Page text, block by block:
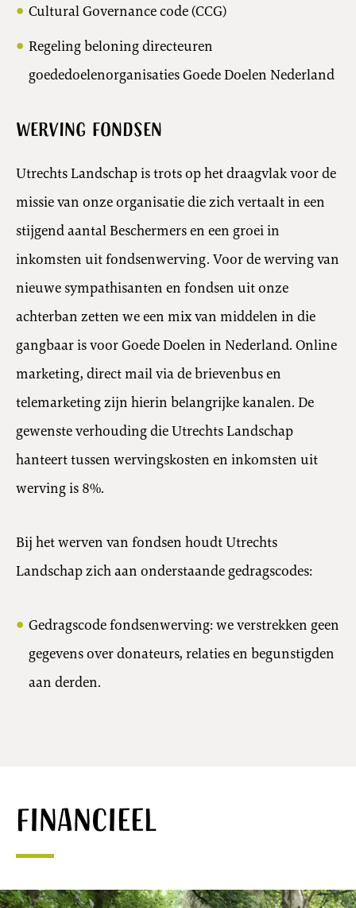
Cultural Governance code (CCG)
Regeling beloning directeuren
goededoelenorganisaties Goede Doelen Nederland
Werving fondsen
Utrechts Landschap is trots op het draagvlak voor de
missie van onze organisatie die zich vertaalt in een
stijgend aantal Beschermers en een groei in
inkomsten uit fondsenwerving. Voor de werving van
nieuwe sympathisanten en fondsen uit onze
achterban zetten we een mix van middelen in die
gangbaar is voor Goede Doelen in Nederland. Online
marketing, direct mail via de brievenbus en
telemarketing zijn hierin belangrijke kanalen. De
gewenste verhouding die Utrechts Landschap
hanteert tussen wervingskosten en inkomsten uit
werving is 8%.
Bij het werven van fondsen houdt Utrechts
Landschap zich aan onderstaande gedragscodes:
Gedragscode fondsenwerving: we verstrekken geen
gegevens over donateurs, relaties en begunstigden
aan derden.
Financieel